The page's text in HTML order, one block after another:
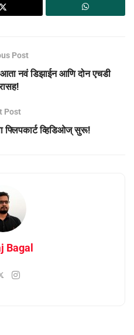
Post
नवं डिझाईन आणि दोन एचडी
Post
फ्लिपकार्ट व्हिडिओज् सुरू!
Bagal